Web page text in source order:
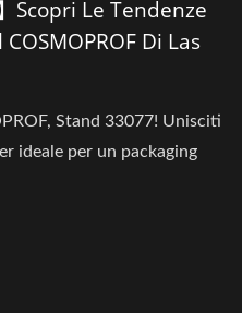
Scopri Le Tendenze
Di Las
Stand 33077! Unisciti
ideale per un packaging